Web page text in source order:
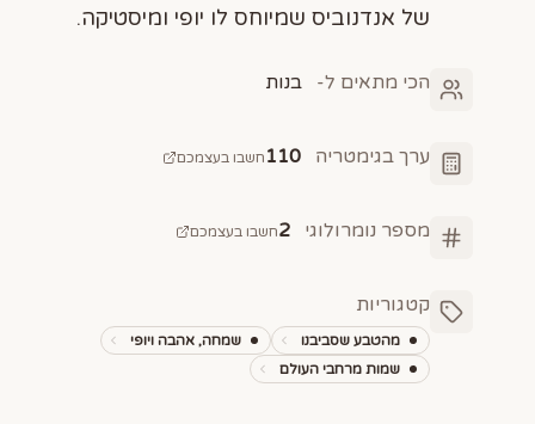
של אנדנוביס שמיוחס לו יופי ומיסטיקה.
הכי מתאים ל- בנות
ערך בגימטריה 110 חשבו בעצמכם
מספר נומרולוגי 2חשבו בעצמכם
קטגוריות
מהטבע שסביבנו
שמחה, אהבה ויופי
שמות מרחבי העולם